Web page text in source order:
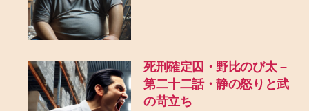
死刑確定囚・野比のび太 –
第二十二話・静の怒りと武
の苛立ち